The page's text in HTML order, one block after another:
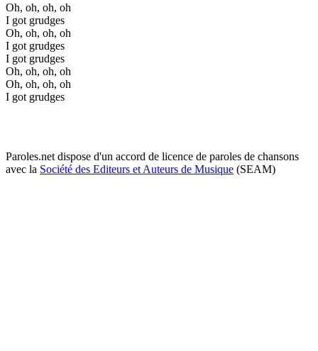
Oh, oh, oh, oh
I got grudges
Oh, oh, oh, oh
I got grudges
I got grudges
Oh, oh, oh, oh
Oh, oh, oh, oh
I got grudges
Paroles.net dispose d'un accord de licence de paroles de chansons
avec la Société des Editeurs et Auteurs de Musique (SEAM)